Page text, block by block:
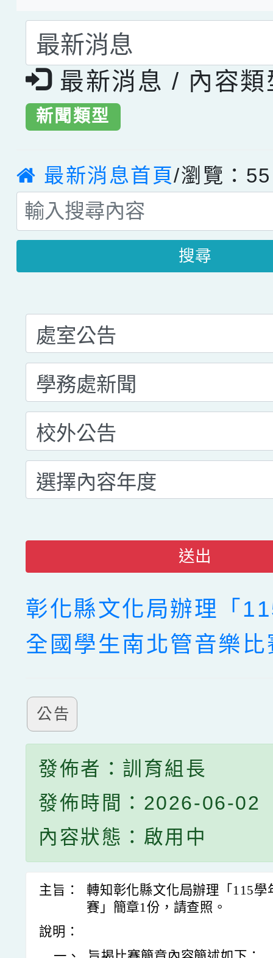
選擇後頁面內容會更
最新消息 / 內容類
新聞類型
最新消息首頁/瀏覽：55
搜尋
送出
彰化縣文化局辦理「
全國學生南北管音樂比
公告
發佈者：訓育組長
發佈時間：2026-06-02
內容狀態：啟用中
主旨：
轉知彰化縣文化局辦理「115
賽」簡章1份，請查照。
說明：